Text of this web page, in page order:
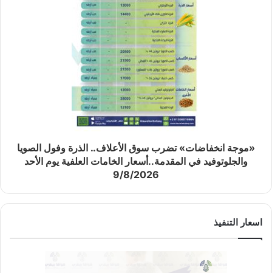
«موجة انخفاضات» تضرب سوق الأعلاف.. الذرة وفول الصويا
والجلوتوفيد في المقدمة..أسعار الخامات العلفية يوم الأحد
9/8/2026
اسعار التنفيذ